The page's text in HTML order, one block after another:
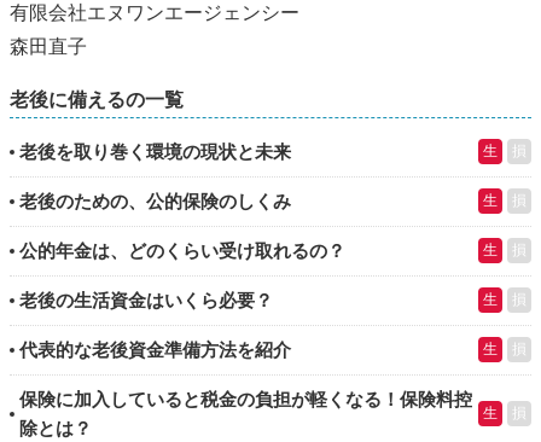
有限会社エヌワンエージェンシー
森田直子
老後に備えるの一覧
老後を取り巻く環境の現状と未来 生 損
老後のための、公的保険のしくみ 生 損
公的年金は、どのくらい受け取れるの？ 生 損
老後の生活資金はいくら必要？ 生 損
代表的な老後資金準備方法を紹介 生 損
保険に加入していると税金の負担が軽くなる！保険料控
除とは？
生 損